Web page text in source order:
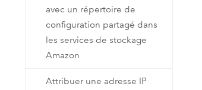
avec un répertoire de
configuration partagé dans
les services de stockage
Amazon
Attribuer une adresse IP